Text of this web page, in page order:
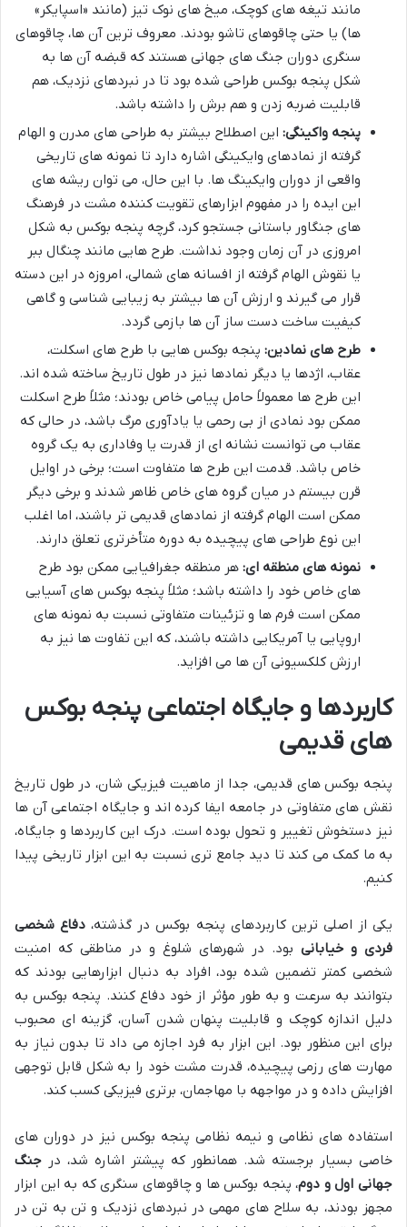
مانند تیغه های کوچک، میخ های نوک تیز (مانند «اسپایکر»
ها) یا حتی چاقوهای تاشو بودند. معروف ترین آن ها، چاقوهای
سنگری دوران جنگ های جهانی هستند که قبضه آن ها به
شکل پنجه بوکس طراحی شده بود تا در نبردهای نزدیک، هم
قابلیت ضربه زدن و هم برش را داشته باشد.
پنجه واکینگی: این اصطلاح بیشتر به طراحی های مدرن و الهام
گرفته از نمادهای وایکینگی اشاره دارد تا نمونه های تاریخی
واقعی از دوران وایکینگ ها. با این حال، می توان ریشه های
این ایده را در مفهوم ابزارهای تقویت کننده مشت در فرهنگ
های جنگاور باستانی جستجو کرد، گرچه پنجه بوکس به شکل
امروزی در آن زمان وجود نداشت. طرح هایی مانند چنگال ببر
یا نقوش الهام گرفته از افسانه های شمالی، امروزه در این دسته
قرار می گیرند و ارزش آن ها بیشتر به زیبایی شناسی و گاهی
کیفیت ساخت دست ساز آن ها بازمی گردد.
طرح های نمادین: پنجه بوکس هایی با طرح های اسکلت،
عقاب، اژدها یا دیگر نمادها نیز در طول تاریخ ساخته شده اند.
این طرح ها معمولاً حامل پیامی خاص بودند؛ مثلاً طرح اسکلت
ممکن بود نمادی از بی رحمی یا یادآوری مرگ باشد، در حالی که
عقاب می توانست نشانه ای از قدرت یا وفاداری به یک گروه
خاص باشد. قدمت این طرح ها متفاوت است؛ برخی در اوایل
قرن بیستم در میان گروه های خاص ظاهر شدند و برخی دیگر
ممکن است الهام گرفته از نمادهای قدیمی تر باشند، اما اغلب
این نوع طراحی های پیچیده به دوره متأخرتری تعلق دارند.
نمونه های منطقه ای: هر منطقه جغرافیایی ممکن بود طرح
های خاص خود را داشته باشد؛ مثلاً پنجه بوکس های آسیایی
ممکن است فرم ها و تزئینات متفاوتی نسبت به نمونه های
اروپایی یا آمریکایی داشته باشند، که این تفاوت ها نیز به
ارزش کلکسیونی آن ها می افزاید.
کاربردها و جایگاه اجتماعی پنجه بوکس
های قدیمی
پنجه بوکس های قدیمی، جدا از ماهیت فیزیکی شان، در طول تاریخ
نقش های متفاوتی در جامعه ایفا کرده اند و جایگاه اجتماعی آن ها
نیز دستخوش تغییر و تحول بوده است. درک این کاربردها و جایگاه،
به ما کمک می کند تا دید جامع تری نسبت به این ابزار تاریخی پیدا
کنیم.
یکی از اصلی ترین کاربردهای پنجه بوکس در گذشته، دفاع شخصی
فردی و خیابانی بود. در شهرهای شلوغ و در مناطقی که امنیت
شخصی کمتر تضمین شده بود، افراد به دنبال ابزارهایی بودند که
بتوانند به سرعت و به طور مؤثر از خود دفاع کنند. پنجه بوکس به
دلیل اندازه کوچک و قابلیت پنهان شدن آسان، گزینه ای محبوب
برای این منظور بود. این ابزار به فرد اجازه می داد تا بدون نیاز به
مهارت های رزمی پیچیده، قدرت مشت خود را به شکل قابل توجهی
افزایش داده و در مواجهه با مهاجمان، برتری فیزیکی کسب کند.
استفاده های نظامی و نیمه نظامی پنجه بوکس نیز در دوران های
خاصی بسیار برجسته شد. همانطور که پیشتر اشاره شد، در جنگ
جهانی اول و دوم، پنجه بوکس ها و چاقوهای سنگری که به این ابزار
مجهز بودند، به سلاح های مهمی در نبردهای نزدیک و تن به تن در